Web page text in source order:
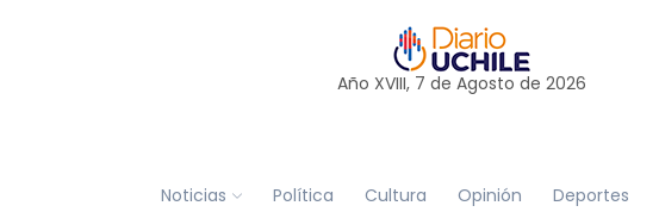
Año XVIII, 7 de Agosto de 2026
Noticias Política Cultura Opinión Deportes